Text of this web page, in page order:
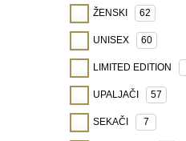
ŽENSKI 62
UNISEX 60
LIMITED EDITION
UPALJAČI 57
SEKAČI 7